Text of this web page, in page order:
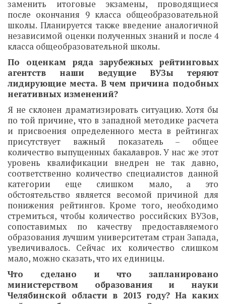
заменить итоговые экзамены, проводящиеся
после окончания 9 класса общеобразовательной
школы. Планируется также введение аналогичной
независимой оценки полученных знаний и после 4
класса общеобразовательной школы.
По оценкам ряда зарубежных рейтинговых
агентств наши ведущие ВУЗы теряют
лидирующие места. В чем причина подобных
негативных изменений?
Я не склонен драматизировать ситуацию. Хотя бы
по той причине, что в западной методике расчета
и присвоения определенного места в рейтингах
присутствует важный показатель – общее
количество выпущенных бакалавров. У нас же этот
уровень квалификации внедрен не так давно,
соответственно количество специалистов данной
категории еще слишком мало, а это
обстоятельство является весомой причиной для
понижения рейтингов. Кроме того, необходимо
стремиться, чтобы количество российских ВУЗов,
сопоставимых по качеству предоставляемого
образования лучшим университетам стран Запада,
увеличивалось. Сейчас их количество слишком
мало, можно сказать, что их единицы.
Что сделано и что запланировано
министерством образования и науки
Челябинской области в 2013 году? На каких